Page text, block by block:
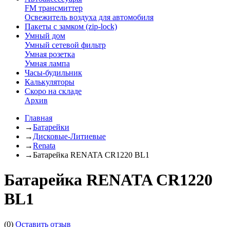
FM трансмиттер
Освежитель воздуха для автомобиля
Пакеты с замком (zip-lock)
Умный дом
Умный сетевой фильтр
Умная розетка
Умная лампа
Часы-будильник
Калькуляторы
Скоро на складе
Архив
Главная
→Батарейки
→ Дисковые-Литиевые
→Renata
→Батарейка RENATA CR1220 BL1
Батарейка RENATA CR1220
BL1
(0) Оставить отзыв